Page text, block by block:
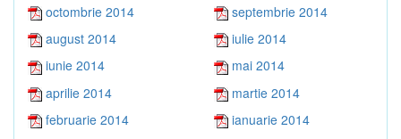
octombrie 2014
septembrie 2014
august 2014
iulie 2014
iunie 2014
mai 2014
aprilie 2014
martie 2014
februarie 2014
ianuarie 2014